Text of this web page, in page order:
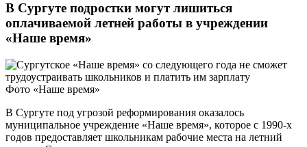
В Сургуте подростки могут лишиться
оплачиваемой летней работы в учреждении
«Наше время»
Фото «Наше время»
В Сургуте под угрозой реформирования оказалось
муниципальное учреждение «Наше время», которое с 1990-х
годов предоставляет школьникам рабочие места на летний